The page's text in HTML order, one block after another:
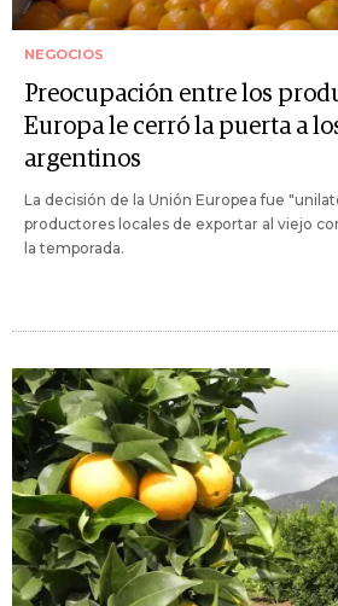
NEGOCIOS
Preocupación entre los
Europa le cerró la puerta a
argentinos
La decisión de la Unión Europea fue
productores locales de exportar al viejo
la temporada.